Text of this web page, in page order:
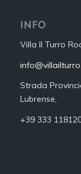
INFO
Villa Il Turro
Strada
Lubrense,
+39 333